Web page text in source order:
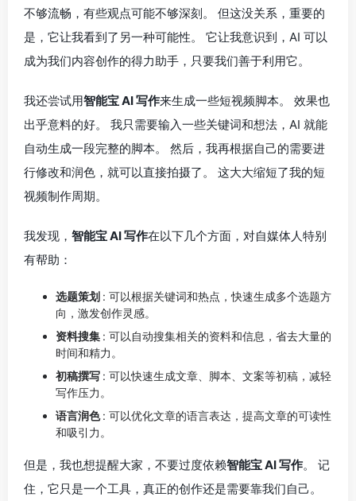
不够流畅，有些观点可能不够深刻。 但这没关系，重要的
是，它让我看到了另一种可能性。 它让我意识到，AI 可以
成为我们内容创作的得力助手，只要我们善于利用它。
我还尝试用智能宝 AI 写作来生成一些短视频脚本。 效果也
出乎意料的好。 我只需要输入一些关键词和想法，AI 就能
自动生成一段完整的脚本。 然后，我再根据自己的需要进
行修改和润色，就可以直接拍摄了。 这大大缩短了我的短
视频制作周期。
我发现， 智能宝 AI 写作在以下几个方面，对自媒体人特别
有帮助：
选题策划 : 可以根据关键词和热点，快速生成多个选题方
向，激发创作灵感。
资料搜集 : 可以自动搜集相关的资料和信息，省去大量的
时间和精力。
初稿撰写 : 可以快速生成文章、脚本、文案等初稿，减轻
写作压力。
语言润色: 可以优化文章的语言表达，提高文章的可读性
和吸引力。
但是，我也想提醒大家，不要过度依赖智能宝 AI 写作。 记
住，它只是一个工具，真正的创作还是需要靠我们自己。